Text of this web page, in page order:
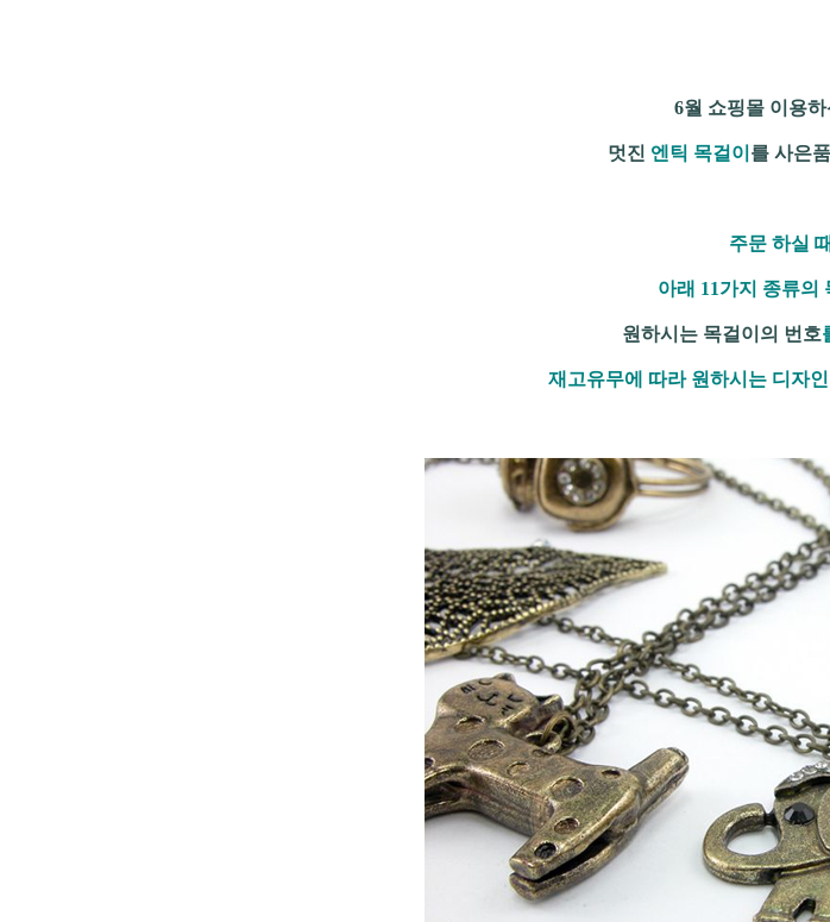
6월 쇼핑몰 이용하
멋진 엔틱 목걸이 를 사은
주문 하실 때
아래 11가지 종류의
원하시는 목걸이의 번호
재고유무에 따라 원하시는 디자